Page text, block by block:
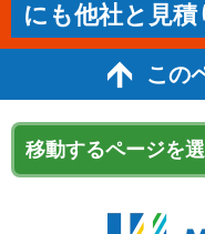
にも他社と見積
この